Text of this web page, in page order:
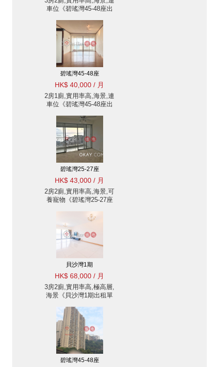
車位《碧瑤灣45-48座出
碧瑤灣45-48座
HK$ 40,000 / 月
2房1廁,實用率高,海景,連
車位《碧瑤灣45-48座出
碧瑤灣25-27座
HK$ 43,000 / 月
2房2廁,實用率高,海景,可
養寵物《碧瑤灣25-27座
貝沙灣1期
HK$ 68,000 / 月
3房2廁,實用率高,極高層,
海景《貝沙灣1期出租單
碧瑤灣45-48座